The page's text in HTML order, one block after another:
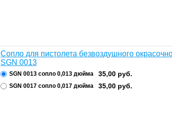
Сопло для пистолета безвоздушного
SGN 0013
SGN 0013 сопло 0,013 дюйма 35,00 руб.
SGN 0017 сопло 0,017 дюйма 35,00 руб.